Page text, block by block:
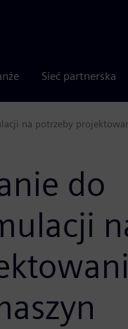
Sieć partnerska
na potrzeby
do